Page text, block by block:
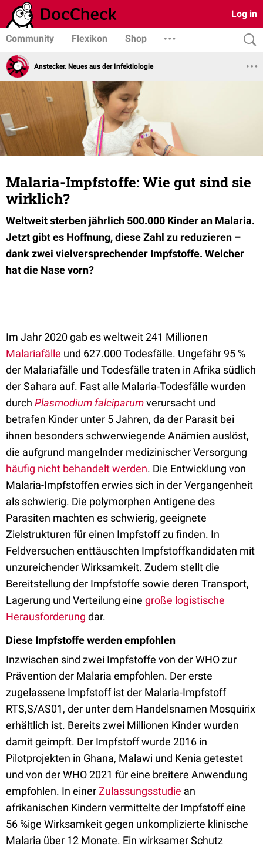
Log in
Community Flexikon Shop
Anstecker. Neues aus der Infektiologie
Malaria-Impfstoffe: Wie gut sind sie
wirklich?
Weltweit sterben jährlich 500.000 Kinder an Malaria.
Jetzt gibt es Hoffnung, diese Zahl zu reduzieren –
dank zwei vielversprechender Impfstoffe. Welcher
hat die Nase vorn?
Im Jahr 2020 gab es weltweit 241 Millionen
Malariafälle und 627.000 Todesfälle. Ungefähr 95 %
der Malariafälle und Todesfälle traten in Afrika südlich
der Sahara auf. Fast alle Malaria-Todesfälle wurden
durch Plasmodium falciparumverursacht und
betrafen Kinder unter 5 Jahren, da der Parasit bei
ihnen besonders schwerwiegende Anämien auslöst,
die aufgrund mangelnder medizinischer Versorgung
häufig nicht behandelt werden. Die Entwicklung von
Malaria-Impfstoffen erwies sich in der Vergangenheit
als schwierig. Die polymorphen Antigene des
Parasiten machten es schwierig, geeignete
Zielstrukturen für einen Impfstoff zu finden. In
Feldversuchen enttäuschten Impfstoffkandidaten mit
unzureichender Wirksamkeit. Zudem stellt die
Bereitstellung der Impfstoffe sowie deren Transport,
Lagerung und Verteilung eine große logistische
Herausforderung dar.
Diese Impfstoffe werden empfohlen
Inzwischen sind zwei Impfstoffe von der WHO zur
Prävention der Malaria empfohlen. Der erste
zugelassene Impfstoff ist der Malaria-Impfstoff
RTS,S/AS01, der unter dem Handelsnamen Mosquirix
erhältlich ist. Bereits zwei Millionen Kinder wurden
damit geimpft. Der Impfstoff wurde 2016 in
Pilotprojekten in Ghana, Malawi und Kenia getestet
und von der WHO 2021 für eine breitere Anwendung
empfohlen. In einerZulassungsstudie an
afrikanischen Kindern vermittelte der Impfstoff eine
56 %ige Wirksamkeit gegen unkomplizierte klinische
Malaria über 12 Monate. Ein wirksamer Schutz